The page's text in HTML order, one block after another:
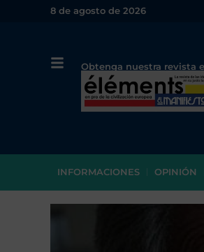
8 de agosto de 2026
Obtenga nuestra revista
papel o en PDF
INFORMACIONES OPINIÓN